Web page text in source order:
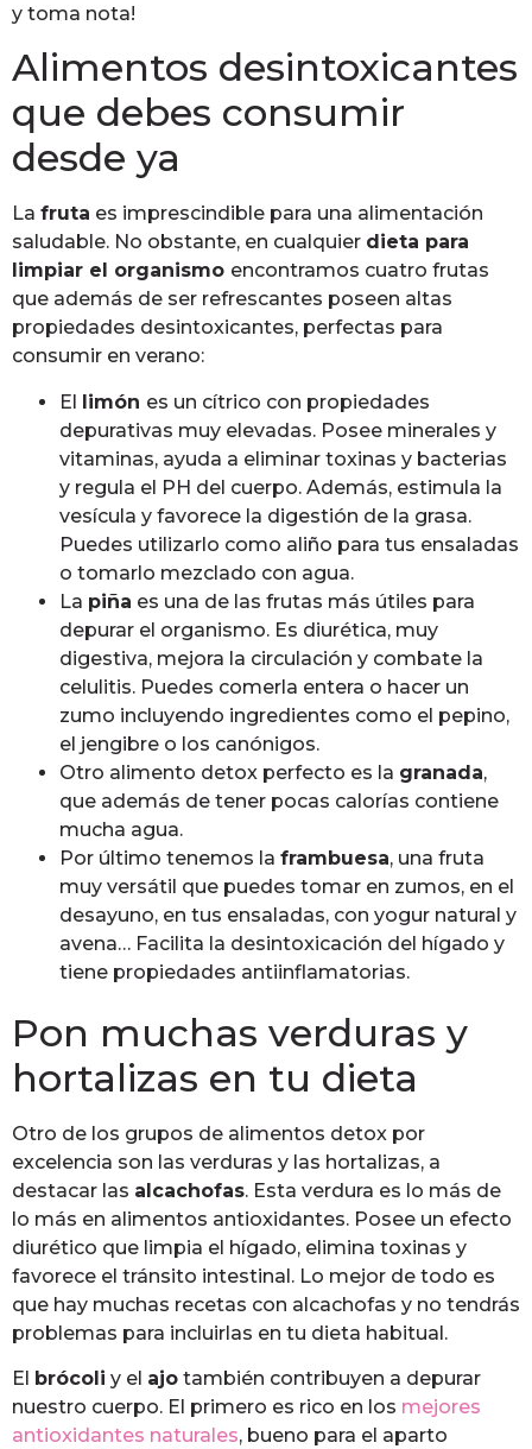
y toma nota!
Alimentos desintoxicantes
que debes consumir
desde ya
La fruta es imprescindible para una alimentación
saludable. No obstante, en cualquier dieta para
limpiar el organismo encontramos cuatro frutas
que además de ser refrescantes poseen altas
propiedades desintoxicantes, perfectas para
consumir en verano:
El limón es un cítrico con propiedades
depurativas muy elevadas. Posee minerales y
vitaminas, ayuda a eliminar toxinas y bacterias
y regula el PH del cuerpo. Además, estimula la
vesícula y favorece la digestión de la grasa.
Puedes utilizarlo como aliño para tus ensaladas
o tomarlo mezclado con agua.
La piña es una de las frutas más útiles para
depurar el organismo. Es diurética, muy
digestiva, mejora la circulación y combate la
celulitis. Puedes comerla entera o hacer un
zumo incluyendo ingredientes como el pepino,
el jengibre o los canónigos.
Otro alimento detox perfecto es la granada,
que además de tener pocas calorías contiene
mucha agua.
Por último tenemos la frambuesa, una fruta
muy versátil que puedes tomar en zumos, en el
desayuno, en tus ensaladas, con yogur natural y
avena… Facilita la desintoxicación del hígado y
tiene propiedades antiinflamatorias.
Pon muchas verduras y
hortalizas en tu dieta
Otro de los grupos de alimentos detox por
excelencia son las verduras y las hortalizas, a
destacar las alcachofas. Esta verdura es lo más de
lo más en alimentos antioxidantes. Posee un efecto
diurético que limpia el hígado, elimina toxinas y
favorece el tránsito intestinal. Lo mejor de todo es
que hay muchas recetas con alcachofas y no tendrás
problemas para incluirlas en tu dieta habitual.
El brócoli y el ajo también contribuyen a depurar
nuestro cuerpo. El primero es rico en los mejores
antioxidantes naturales, bueno para el aparto